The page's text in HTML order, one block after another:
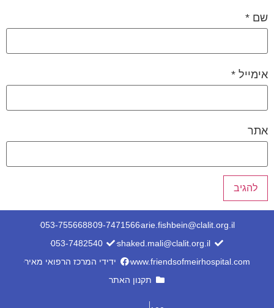
שם *
אימייל *
אתר
arie.fishbein@clalit.org.il
09-7471566
053-7556688
shaked.mali@clalit.org.il
053-7482540
www.friendsofmeirhospital.com
ידידי המרכז הרפואי מאיר
תקנון האתר